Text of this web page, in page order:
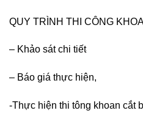
QUY TRÌNH THI CÔNG
– Khảo sát chi tiết
– Báo giá thực hiện,
-Thực hiện thi tông khoan cắt